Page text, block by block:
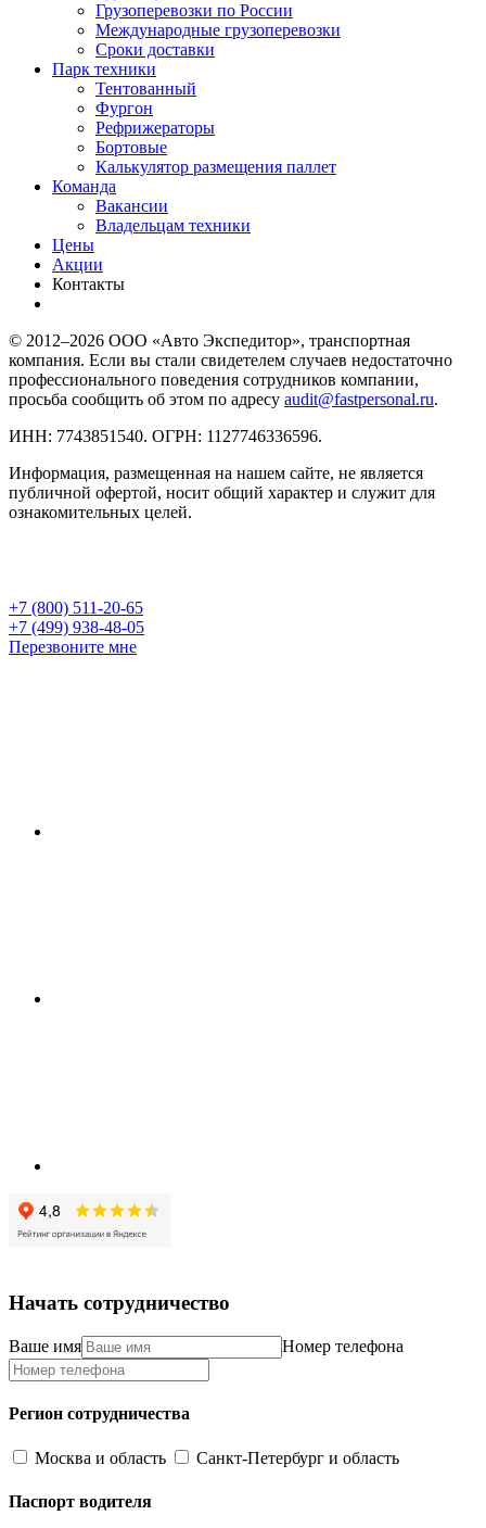
Грузоперевозки по России
Международные грузоперевозки
Сроки доставки
Парк техники
Тентованный
Фургон
Рефрижераторы
Бортовые
Калькулятор размещения паллет
Команда
Вакансии
Владельцам техники
Цены
Акции
Контакты
© 2012–2026 ООО «Авто Экспедитор», транспортная
компания. Если вы стали свидетелем случаев недостаточно
профессионального поведения сотрудников компании,
просьба сообщить об этом по адресу audit@fastpersonal.ru.
ИНН: 7743851540. ОГРН: 1127746336596.
Информация, размещенная на нашем сайте, не является
публичной офертой, носит общий характер и служит для
ознакомительных целей.
+7 (800) 511-20-65
+7 (499) 938-48-05
Перезвоните мне
Начать сотрудничество
Ваше имя Номер телефона
Регион сотрудничества
Москва и область Санкт-Петербург и область
Паспорт водителя